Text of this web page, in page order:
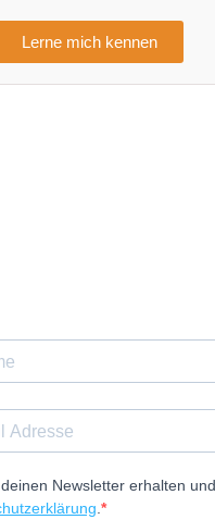
Lerne mich kennen